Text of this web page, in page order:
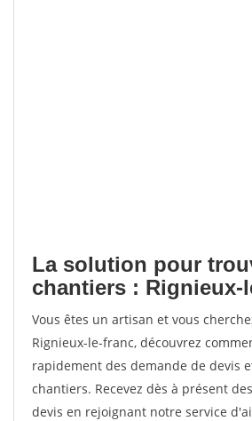
La solution pour
chantiers : Rignieux-
Vous êtes un artisan et vous
Rignieux-le-franc, découvrez
rapidement des demande de devis
chantiers. Recevez dès à présent
devis en rejoignant notre service